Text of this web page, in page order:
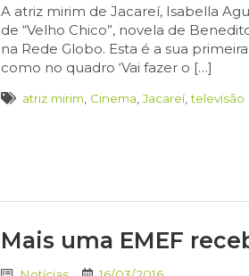
A atriz mirim de Jacareí, Isabella
de “Velho Chico”, novela de
na Rede Globo. Esta é a sua
como no quadro ‘Vai fazer o […]
atriz mirim Cinema ,Jacareí,televisão
Mais uma EMEF